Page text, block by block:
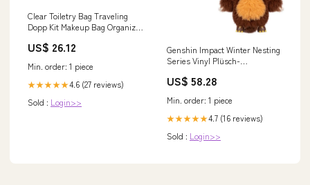
Clear Toiletry Bag Traveling
Dopp Kit Makeup Bag Organizer
US$ 26.12
Min. order: 1 piece
★★★★★4.6 (27 reviews)
Sold : Login>>
Genshin Impact Winter Nesting
Series Vinyl Plüsch-
cm Das Schweigen der
US$ 58.28
Min. order: 1 piece
★★★★★4.7 (16 reviews)
Sold : Login>>